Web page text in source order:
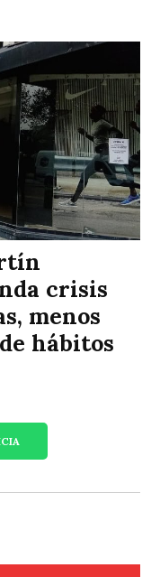
crisis
menos
hábitos